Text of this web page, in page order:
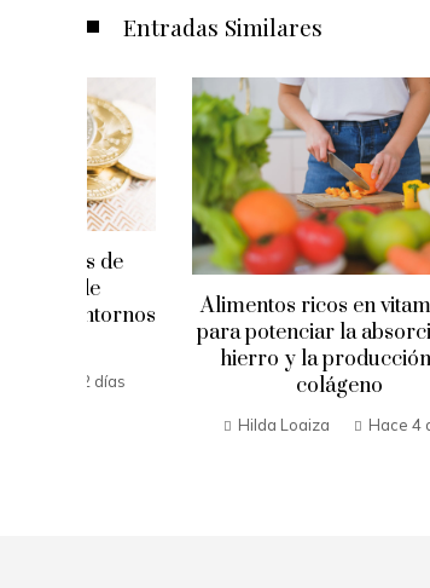
Entradas Similares
Alimentos ricos en vitamina C
para potenciar la absorción de
hierro y la producción de
Hace 4 días